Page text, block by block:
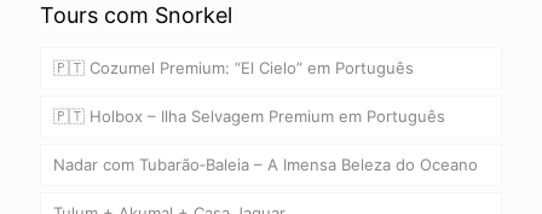
Tours com Snorkel
🇵🇹 Cozumel Premium: “El Cielo” em Português
🇵🇹 Holbox – Ilha Selvagem Premium em Português
Nadar com Tubarão‑Baleia – A Imensa Beleza do Oceano